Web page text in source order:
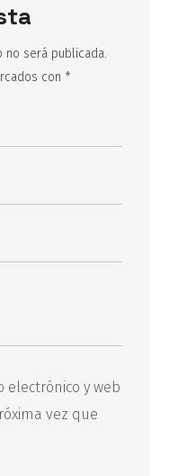
será publicada.
con *
electrónico y web
vez que